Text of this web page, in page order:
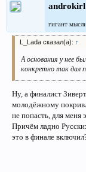
androkirl
гигант
L_Lada сказал(а): ↑
А основания у нее
конкретно так дал
Ну, а финалист
молодёжному
не попасть, для меня
Причём ладно
это в финале